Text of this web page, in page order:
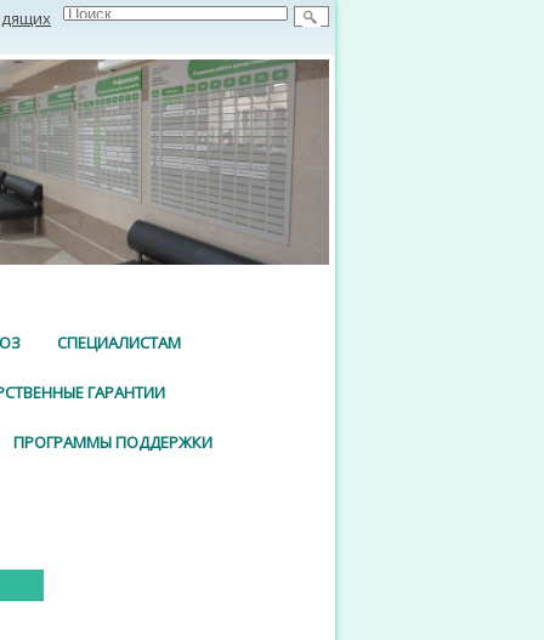
СПЕЦИАЛИСТАМ
ГАРАНТИИ
ПРОГРАММЫ ПОДДЕРЖКИ